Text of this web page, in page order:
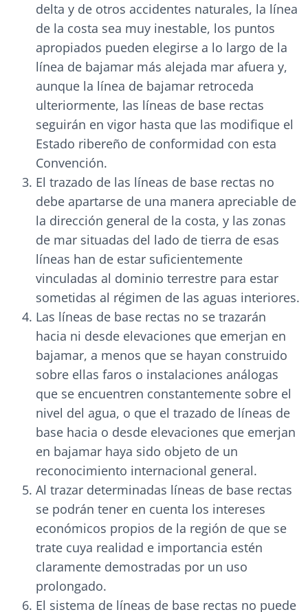
delta y de otros accidentes naturales, la línea
de la costa sea muy inestable, los puntos
apropiados pueden elegirse a lo largo de la
línea de bajamar más alejada mar afuera y,
aunque la línea de bajamar retroceda
ulteriormente, las líneas de base rectas
seguirán en vigor hasta que las modifique el
Estado ribereño de conformidad con esta
Convención.
El trazado de las líneas de base rectas no
debe apartarse de una manera apreciable de
la dirección general de la costa, y las zonas
de mar situadas del lado de tierra de esas
líneas han de estar suficientemente
vinculadas al dominio terrestre para estar
sometidas al régimen de las aguas interiores.
Las líneas de base rectas no se trazarán
hacia ni desde elevaciones que emerjan en
bajamar, a menos que se hayan construido
sobre ellas faros o instalaciones análogas
que se encuentren constantemente sobre el
nivel del agua, o que el trazado de líneas de
base hacia o desde elevaciones que emerjan
en bajamar haya sido objeto de un
reconocimiento internacional general.
Al trazar determinadas líneas de base rectas
se podrán tener en cuenta los intereses
económicos propios de la región de que se
trate cuya realidad e importancia estén
claramente demostradas por un uso
prolongado.
El sistema de líneas de base rectas no puede